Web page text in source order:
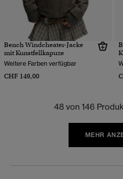
Bench Windcheater-Jacke
mit Kunstfellkapuze
Weitere Farben verfügbar
CHF 149,00
48 von 146
MEHR